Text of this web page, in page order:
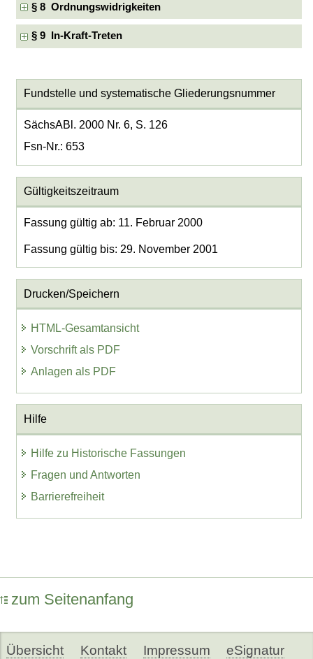
§ 8 Ordnungswidrigkeiten
§ 9 In-Kraft-Treten
Fundstelle und systematische Gliederungsnummer
SächsABl. 2000 Nr. 6, S. 126
Fsn-Nr.: 653
Gültigkeitszeitraum
Fassung gültig ab: 11. Februar 2000
Fassung gültig bis: 29. November 2001
Drucken/Speichern
HTML-Gesamtansicht
Vorschrift als PDF
Anlagen als PDF
Hilfe
Hilfe zu Historische Fassungen
Fragen und Antworten
Barrierefreiheit
zum Seitenanfang
Übersicht Kontakt Impressum eSignatur